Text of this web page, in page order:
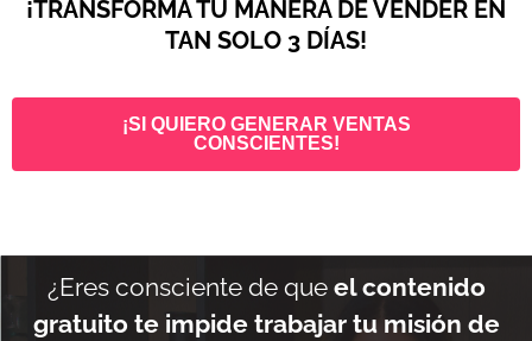
¡TRANSFORMA TU MANERA DE VENDER EN
TAN SOLO 3 DÍAS!
¡SI QUIERO GENERAR VENTAS
CONSCIENTES!
¿Eres consciente de que el contenido
gratuito te impide trabajar tu misión de